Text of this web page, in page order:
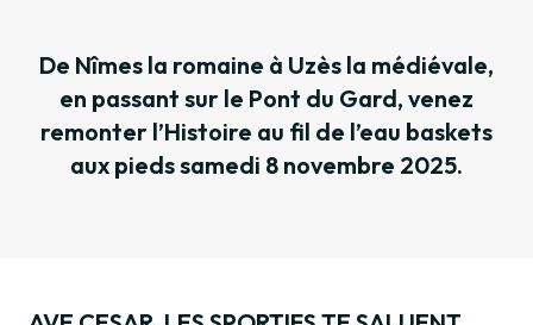
De Nîmes la romaine à Uzès la médiévale,
en passant sur le Pont du Gard, venez
remonter l’Histoire au fil de l’eau baskets
aux pieds samedi 8 novembre 2025.